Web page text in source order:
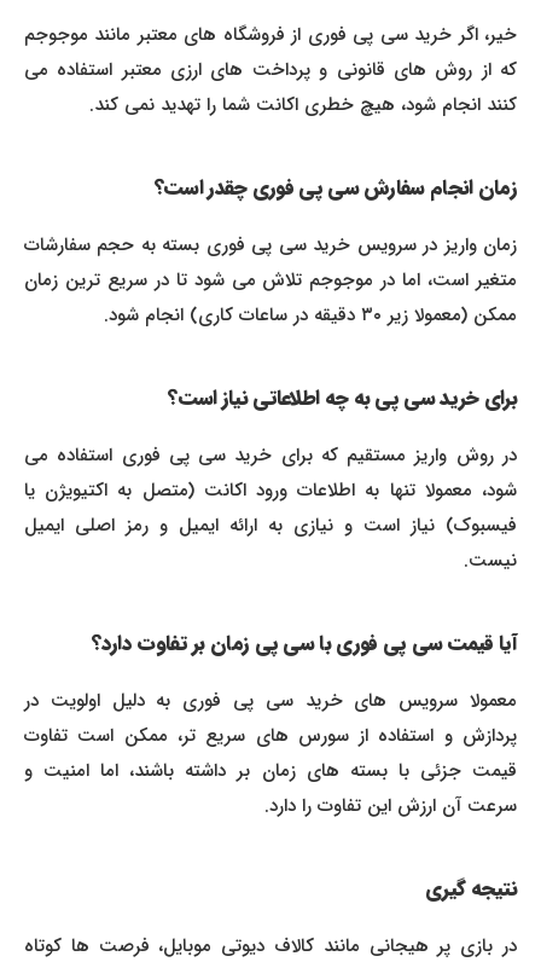
خیر، اگر خرید سی پی فوری از فروشگاه های معتبر مانند موجوجم
که از روش های قانونی و پرداخت های ارزی معتبر استفاده می
کنند انجام شود، هیچ خطری اکانت شما را تهدید نمی کند.
زمان انجام سفارش سی پی فوری چقدر است؟
زمان واریز در سرویس خرید سی پی فوری بسته به حجم سفارشات
متغیر است، اما در موجوجم تلاش می شود تا در سریع ترین زمان
ممکن (معمولا زیر ۳۰ دقیقه در ساعات کاری) انجام شود.
برای خرید سی پی به چه اطلاعاتی نیاز است؟
در روش واریز مستقیم که برای خرید سی پی فوری استفاده می
شود، معمولا تنها به اطلاعات ورود اکانت (متصل به اکتیویژن یا
فیسبوک) نیاز است و نیازی به ارائه ایمیل و رمز اصلی ایمیل
نیست.
آیا قیمت سی پی فوری با سی پی زمان بر تفاوت دارد؟
معمولا سرویس های خرید سی پی فوری به دلیل اولویت در
پردازش و استفاده از سورس های سریع تر، ممکن است تفاوت
قیمت جزئی با بسته های زمان بر داشته باشند، اما امنیت و
سرعت آن ارزش این تفاوت را دارد.
نتیجه گیری
در بازی پر هیجانی مانند کالاف دیوتی موبایل، فرصت ها کوتاه